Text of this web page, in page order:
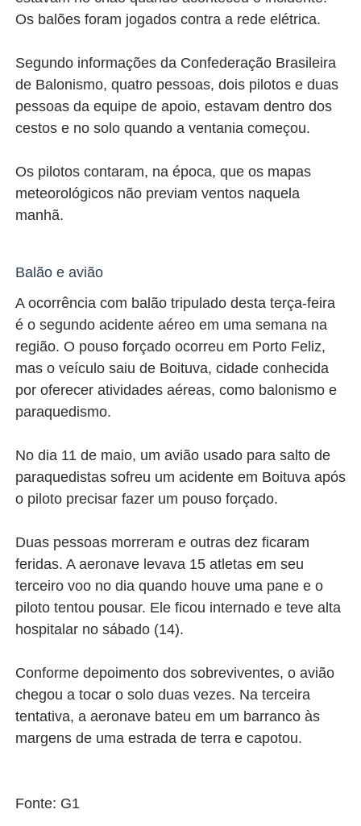
Os balões foram jogados contra a rede elétrica.
Segundo informações da Confederação Brasileira
de Balonismo, quatro pessoas, dois pilotos e duas
pessoas da equipe de apoio, estavam dentro dos
cestos e no solo quando a ventania começou.
Os pilotos contaram, na época, que os mapas
meteorológicos não previam ventos naquela
manhã.
Balão e avião
A ocorrência com balão tripulado desta terça-feira
é o segundo acidente aéreo em uma semana na
região. O pouso forçado ocorreu em Porto Feliz,
mas o veículo saiu de Boituva, cidade conhecida
por oferecer atividades aéreas, como balonismo e
paraquedismo.
No dia 11 de maio, um avião usado para salto de
paraquedistas sofreu um acidente em Boituva após
o piloto precisar fazer um pouso forçado.
Duas pessoas morreram e outras dez ficaram
feridas. A aeronave levava 15 atletas em seu
terceiro voo no dia quando houve uma pane e o
piloto tentou pousar. Ele ficou internado e teve alta
hospitalar no sábado (14).
Conforme depoimento dos sobreviventes, o avião
chegou a tocar o solo duas vezes. Na terceira
tentativa, a aeronave bateu em um barranco às
margens de uma estrada de terra e capotou.
Fonte: G1